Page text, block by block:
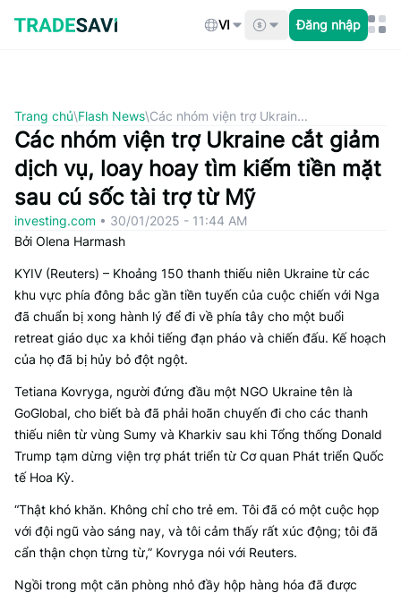
qua
nội
VI Đăng nhập
Trang chủ\Flash News\Các nhóm viện trợ Ukrain...
Các nhóm viện trợ Ukraine cắt giảm
dịch vụ, loay hoay tìm kiếm tiền mặt
sau cú sốc tài trợ từ Mỹ
investing.com • 30/01/2025 - 11:44 AM
Bởi Olena Harmash
KYIV (Reuters) – Khoảng 150 thanh thiếu niên Ukraine từ các
khu vực phía đông bắc gần tiền tuyến của cuộc chiến với Nga
đã chuẩn bị xong hành lý để đi về phía tây cho một buổi
retreat giáo dục xa khỏi tiếng đạn pháo và chiến đấu. Kế hoạch
của họ đã bị hủy bỏ đột ngột.
Tetiana Kovryga, người đứng đầu một NGO Ukraine tên là
GoGlobal, cho biết bà đã phải hoãn chuyến đi cho các thanh
thiếu niên từ vùng Sumy và Kharkiv sau khi Tổng thống Donald
Trump tạm dừng viện trợ phát triển từ Cơ quan Phát triển Quốc
tế Hoa Kỳ.
“Thật khó khăn. Không chỉ cho trẻ em. Tôi đã có một cuộc họp
với đội ngũ vào sáng nay, và tôi cảm thấy rất xúc động; tôi đã
cẩn thận chọn từng từ,” Kovryga nói với Reuters.
Ngồi trong một căn phòng nhỏ đầy hộp hàng hóa đã được